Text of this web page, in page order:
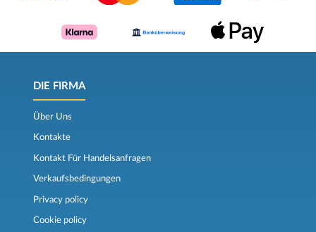
DIE FIRMA
Über Uns
Kontakte
Kontakt Für Handelsanfragen
Verkaufsbedingungen
Privacy policy
Cookie policy